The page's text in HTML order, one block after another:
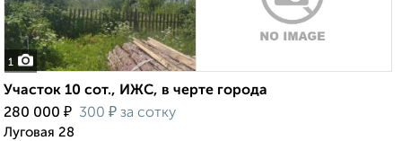
1
Участок 10 сот., ИЖС, в черте города
280 000 ₽ 300 ₽ за сотку
Луговая 28